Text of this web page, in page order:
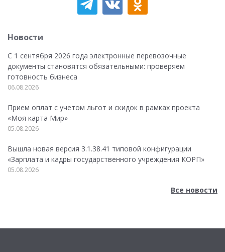
Новости
С 1 сентября 2026 года электронные перевозочные
документы становятся обязательными: проверяем
готовность бизнеса
06.08.2026
Прием оплат с учетом льгот и скидок в рамках проекта
«Моя карта Мир»
05.08.2026
Вышла новая версия 3.1.38.41 типовой конфигурации
«Зарплата и кадры государственного учреждения КОРП»
05.08.2026
Все новости